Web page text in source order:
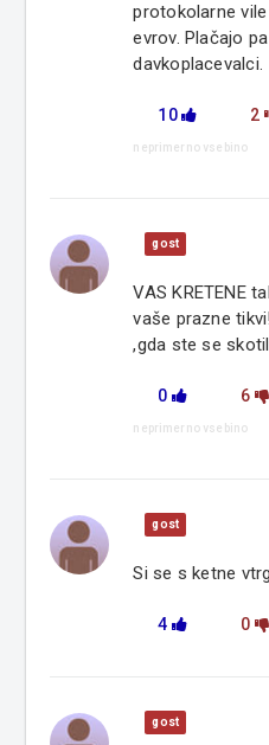
protokolarne
evrov. Plačajo
davkoplacevalci.
10 2
neprimerno vsebino
gost
VAS KRETENE
vaše prazne
,gda ste se
0 6
neprimerno vsebino
gost
Si se s ketne
4 0
gost